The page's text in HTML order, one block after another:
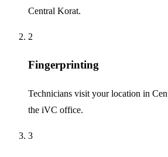
Central Korat.
2
Fingerprinting
Technicians visit your location in
the iVC office.
3